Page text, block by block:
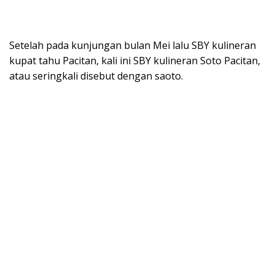
Setelah pada kunjungan bulan Mei lalu SBY kulineran
kupat tahu Pacitan, kali ini SBY kulineran Soto Pacitan,
atau seringkali disebut dengan saoto.